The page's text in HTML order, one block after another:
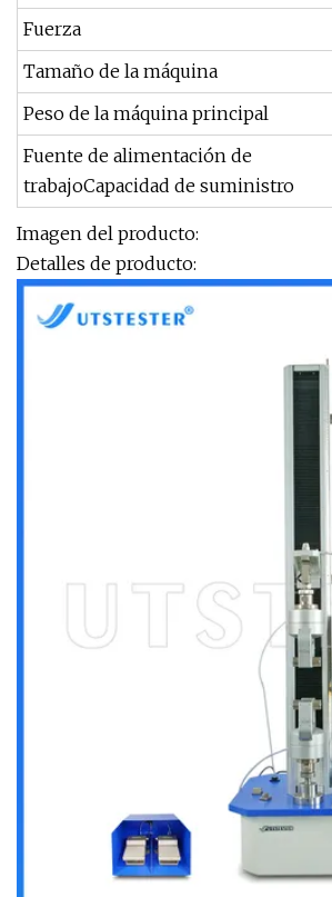
Fuerza
Tamaño de la máquina
Peso de la máquina principal
Fuente de alimentación de
trabajoCapacidad de suministro
Imagen del producto:
Detalles de producto: